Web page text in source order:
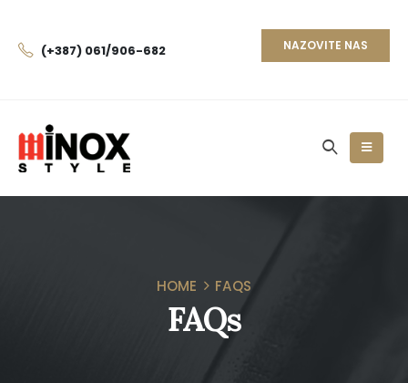
(+387) 061/906-682 NAZOVITE NAS
HOME FAQS
FAQs